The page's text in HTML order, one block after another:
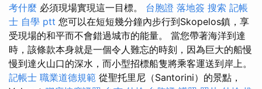
考什麼 必須現場實現這一目標。 台胞證 落地簽 搜索 記帳
士 自學 ptt 您可以在短短幾分鐘內步行到Skopelos鎮，享
受現場的和平而不會錯過城市的能量。 當您帶著海洋到達
時，該條款本身就是一個令人難忘的時刻，因為巨大的船慢
慢到達火山口的深水，而小型招標船隻將乘客運送到岸上。
記帳士 職業道德規範 從聖托里尼（Santorini）的景點，